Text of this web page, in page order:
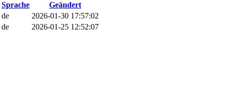
Sprache
Geändert
de
2026-01-30 17:57:02
de 2026-01-25 12:52:07